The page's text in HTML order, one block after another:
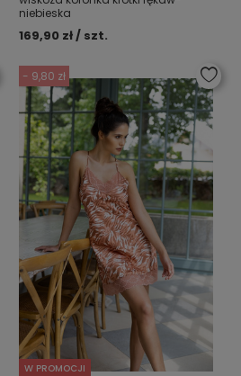
niebieska
169,90 zł / szt.
- 9,80 zł
W PROMOCJI